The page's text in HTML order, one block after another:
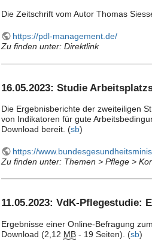
Die Zeitschrift vom Autor Thomas
https://pdl-management.de/
Zu finden unter: Direktlink
16.05.2023: Studie
Die Ergebnisberichte der zweiteiligen
von Indikatoren für gute
Download bereit. (sb)
https://
Zu finden unter: Themen > Pflege >
11.05.2023: VdK-Pflegestudie:
Ergebnisse einer Online-Befragung
Download (2,12 MB- 19 Seiten). (sb)